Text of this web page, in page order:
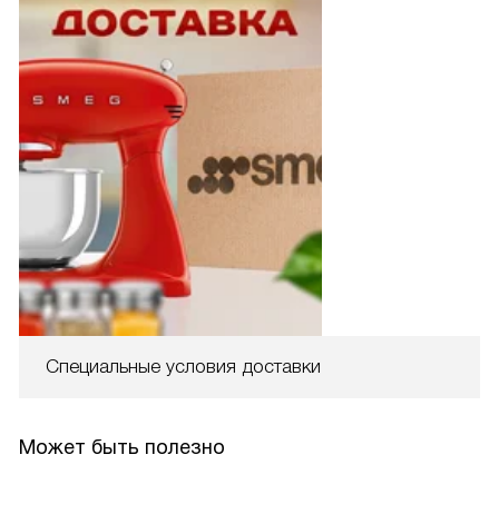
Специальные условия доставки
Может быть полезно